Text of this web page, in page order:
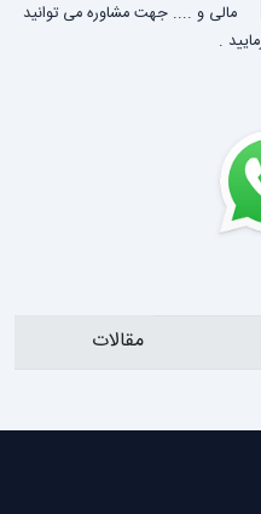
مالی و .... جهت مشاوره می توانید
مقالات